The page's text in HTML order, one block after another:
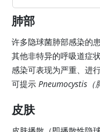
肺部
许多隐球菌肺部感染的
其他非特异的呼吸道症
感染可表现为严重、进
可提示 Pneumocystis（
皮肤